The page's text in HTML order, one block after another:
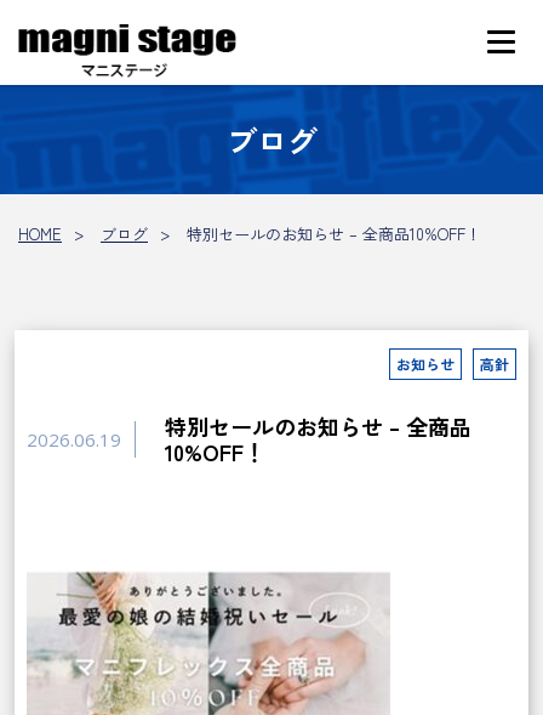
ブログ
HOME ブログ 特別セールのお知らせ – 全商品10%OFF！
お知らせ 高針
2026.06.19
特別セールのお知らせ – 全商品
10%OFF！